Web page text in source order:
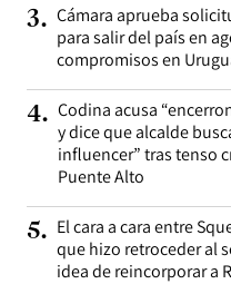
3. Cámara aprueba
para salir del país en
compromisos en
4. Codina acusa
y dice que alcalde
influencer” tras tenso
Puente Alto
5. El cara a cara entre
que hizo retroceder al
idea de reincorporar a